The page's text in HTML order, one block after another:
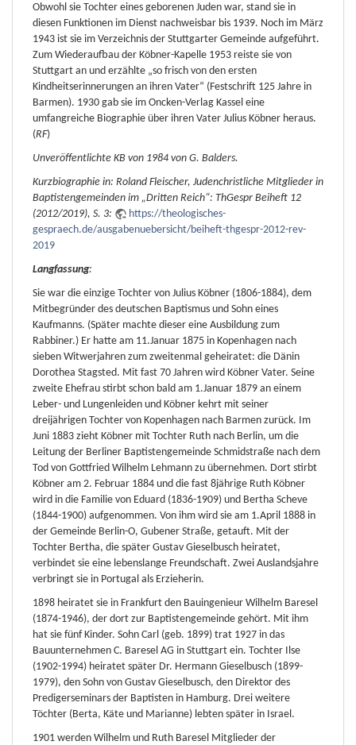
Obwohl sie Tochter eines geborenen Juden war, stand sie in
diesen Funktionen im Dienst nachweisbar bis 1939. Noch im März
1943 ist sie im Verzeichnis der Stuttgarter Gemeinde aufgeführt.
Zum Wiederaufbau der Köbner-Kapelle 1953 reiste sie von
Stuttgart an und erzählte „so frisch von den ersten
Kindheitserinnerungen an ihren Vater“ (Festschrift 125 Jahre in
Barmen). 1930 gab sie im Oncken-Verlag Kassel eine
umfangreiche Biographie über ihren Vater Julius Köbner heraus.
(RF)
Unveröffentlichte KB von 1984 von G. Balders.
Kurzbiographie in: Roland Fleischer, Judenchristliche Mitglieder in
Baptistengemeinden im „Dritten Reich“: ThGespr Beiheft 12
(2012/2019), S. 3:
https://theologisches-
gespraech.de/ausgabenuebersicht/beiheft-thgespr-2012-rev-
2019
Langfassung:
Sie war die einzige Tochter von Julius Köbner (1806-1884), dem
Mitbegründer des deutschen Baptismus und Sohn eines
Kaufmanns. (Später machte dieser eine Ausbildung zum
Rabbiner.) Er hatte am 11.Januar 1875 in Kopenhagen nach
sieben Witwerjahren zum zweitenmal geheiratet: die Dänin
Dorothea Stagsted. Mit fast 70 Jahren wird Köbner Vater. Seine
zweite Ehefrau stirbt schon bald am 1.Januar 1879 an einem
Leber- und Lungenleiden und Köbner kehrt mit seiner
dreijährigen Tochter von Kopenhagen nach Barmen zurück. Im
Juni 1883 zieht Köbner mit Tochter Ruth nach Berlin, um die
Leitung der Berliner Baptistengemeinde Schmidstraße nach dem
Tod von Gottfried Wilhelm Lehmann zu übernehmen. Dort stirbt
Köbner am 2. Februar 1884 und die fast 8jährige Ruth Köbner
wird in die Familie von Eduard (1836-1909) und Bertha Scheve
(1844-1900) aufgenommen. Von ihm wird sie am 1.April 1888 in
der Gemeinde Berlin-O, Gubener Straße, getauft. Mit der
Tochter Bertha, die später Gustav Gieselbusch heiratet,
verbindet sie eine lebenslange Freundschaft. Zwei Auslandsjahre
verbringt sie in Portugal als Erzieherin.
1898 heiratet sie in Frankfurt den Bauingenieur Wilhelm Baresel
(1874-1946), der dort zur Baptistengemeinde gehört. Mit ihm
hat sie fünf Kinder. Sohn Carl (geb. 1899) trat 1927 in das
Bauunternehmen C. Baresel AG in Stuttgart ein. Tochter Ilse
(1902-1994) heiratet später Dr. Hermann Gieselbusch (1899-
1979), den Sohn von Gustav Gieselbusch, den Direktor des
Predigerseminars der Baptisten in Hamburg. Drei weitere
Töchter (Berta, Käte und Marianne) lebten später in Israel.
1901 werden Wilhelm und Ruth Baresel Mitglieder der